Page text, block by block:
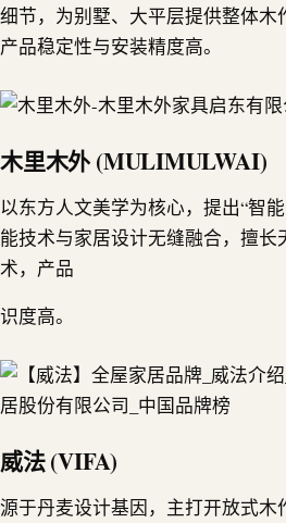
细节，为别墅、大平层提供整体木
产品稳定性与安装精度高。
木里木外 (MULIMULWAI)
以东方人文美学为核心，提出“智
能技术与家居设计无缝融合，擅长
术，产品
识度高。
威法 (VIFA)
源于丹麦设计基因，主打开放式木